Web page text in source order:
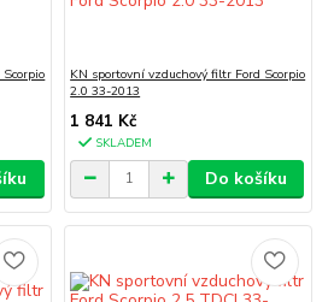
KN sportovní vzduchový filtr Ford Scorpio
2.0 33-2013
1 841 Kč
SKLADEM
Do košíku